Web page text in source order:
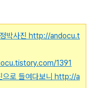
박사진 http://andocu.t
1391
로 들여다보니 http://a